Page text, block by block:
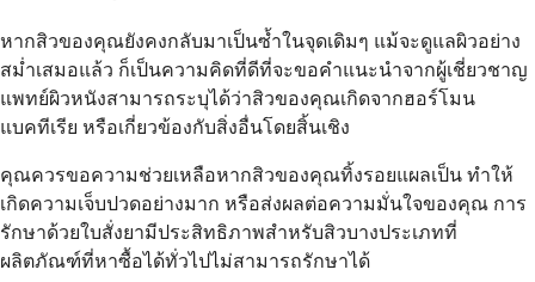
หากสิวของคุณยังคงกลับมาเป็นซ้ำในจุดเดิมๆ แม้จะดูแลผิวอย่าง
สม่ำเสมอแล้ว ก็เป็นความคิดที่ดีที่จะขอคำแนะนำจากผู้เชี่ยวชาญ
แพทย์ผิวหนังสามารถระบุได้ว่าสิวของคุณเกิดจากฮอร์โมน
แบคทีเรีย หรือเกี่ยวข้องกับสิ่งอื่นโดยสิ้นเชิง
คุณควรขอความช่วยเหลือหากสิวของคุณทิ้งรอยแผลเป็น ทำให้
เกิดความเจ็บปวดอย่างมาก หรือส่งผลต่อความมั่นใจของคุณ การ
รักษาด้วยใบสั่งยามีประสิทธิภาพสำหรับสิวบางประเภทที่
ผลิตภัณฑ์ที่หาซื้อได้ทั่วไปไม่สามารถรักษาได้